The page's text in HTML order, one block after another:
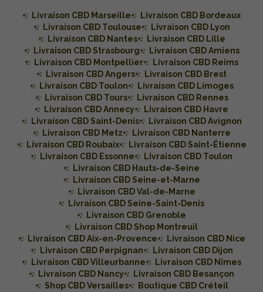
Livraison CBD Marseille
Livraison CBD Bordeaux
Livraison CBD Toulouse
Livraison CBD Lyon
Livraison CBD Nantes
Livraison CBD Lille
Livraison CBD Strasbourg
Livraison CBD Amiens
Livraison CBD Montpellier
Livraison CBD Reims
Livraison CBD Angers
Livraison CBD Brest
Livraison CBD Toulon
Livraison CBD Limoges
Livraison CBD Tours
Livraison CBD Rennes
Livraison CBD Annecy
Livraison CBD Havre
Livraison CBD Saint-Denis
Livraison CBD Avignon
Livraison CBD Metz
Livraison CBD Nanterre
Livraison CBD Roubaix
Livraison CBD Saint-Étienne
Livraison CBD Essonne
Livraison CBD Toulon
Livraison CBD Hauts-de-Seine
Livraison CBD Seine-et-Marne
Livraison CBD Val-de-Marne
Livraison CBD Seine-Saint-Denis
Livraison CBD Grenoble
Livraison CBD Shop Montreuil
Livraison CBD Aix-en-Provence
Livraison CBD Nice
Livraison CBD Perpignan
Livraison CBD Dijon
Livraison CBD Villeurbanne
Livraison CBD Nîmes
Livraison CBD Nancy
Livraison CBD Besançon
Shop CBD Versailles
Boutique CBD Créteil